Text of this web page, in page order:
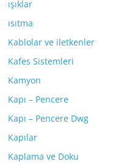
ışıklar
ısıtma
Kablolar ve iletkenler
Kafes Sistemleri
Kamyon
Kapı – Pencere
Kapı – Pencere Dwg
Kapılar
Kaplama ve Doku